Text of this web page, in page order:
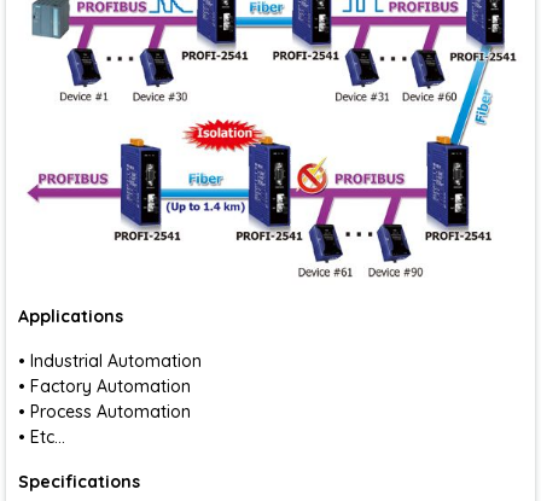
Applications
• Industrial Automation
• Factory Automation
• Process Automation
• Etc…
Specifications